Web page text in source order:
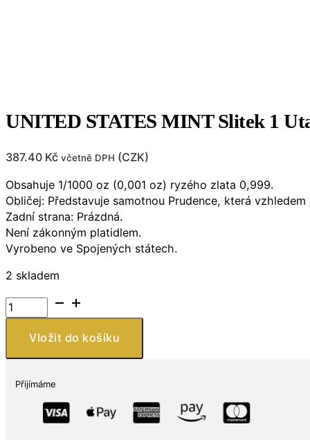
UNITED STATES MINT Slitek 1
387.40 Kč včetně DPH (CZK)
Obsahuje 1/1000 oz (0,001 oz) ryzého zlata 0,999.
Obličej: Představuje samotnou Prudence, která
Zadní strana: Prázdná.
Není zákonným platidlem.
Vyrobeno ve Spojených státech.
2 skladem
UNITED
STATES
MINT
Utah
Vložit do košíku
Přijímáme